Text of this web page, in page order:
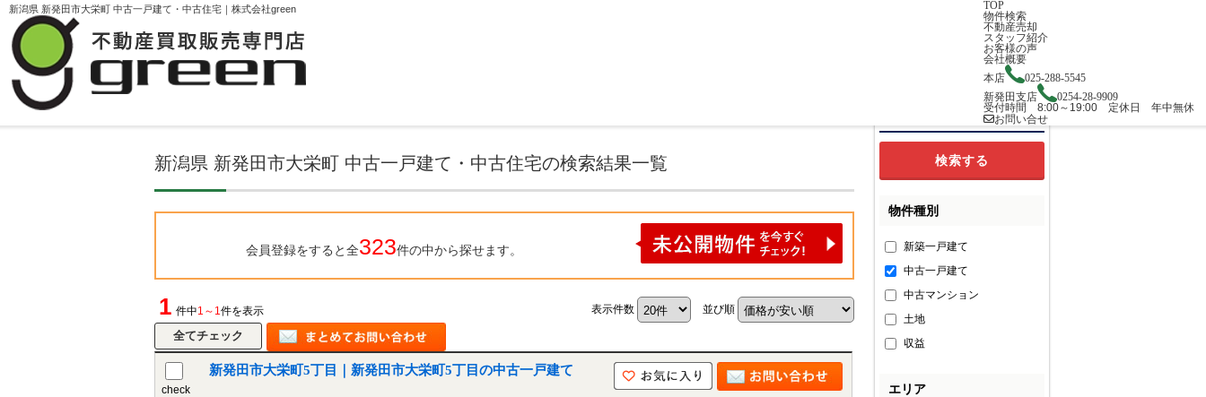
新潟県 新発田市大栄町 中古一戸建て・中古住宅｜株式会社green
TOP
物件検索
不動産売却
スタッフ紹介
お客様の声
会社概要
本店
025-288-5545
新発田支店
0254-28-9909
受付時間 8:00～19:00 定休日 年中無休
お問い合せ
新潟県 新発田市大栄町 中古一戸建て・中古住宅の検索結果一覧
会員登録をすると全323件の中から探せます。
1 件中1～1件を表示 表示件数 並び順
check
新発田市大栄町5丁目｜新発田市大栄町5丁目の中古一戸建て
検索条件の追加・変更
物件種別
新築一戸建て
中古一戸建て
中古マンション
土地
収益
エリア